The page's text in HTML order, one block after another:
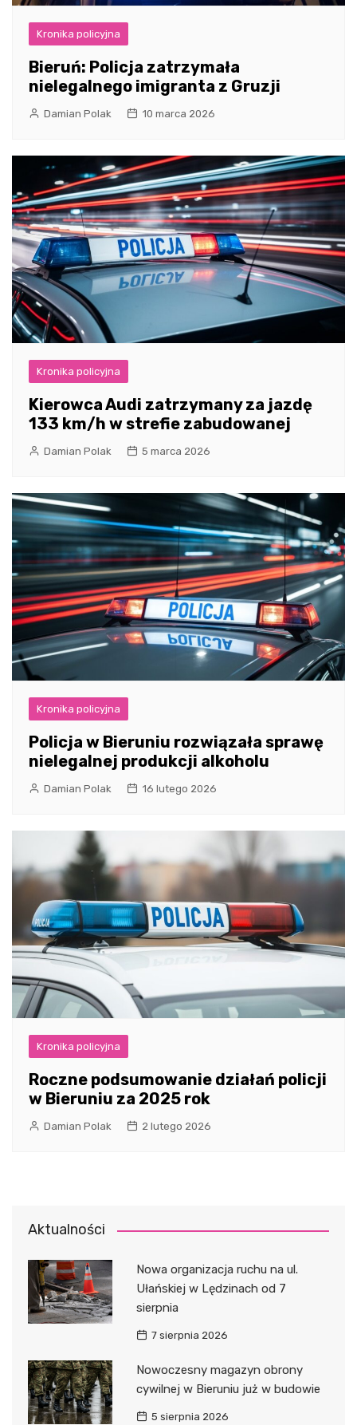
Kronika policyjna
Bieruń: Policja zatrzymała
nielegalnego imigranta z Gruzji
Damian Polak 10 marca 2026
Kronika policyjna
Kierowca Audi zatrzymany za jazdę
133 km/h w strefie zabudowanej
Damian Polak 5 marca 2026
Kronika policyjna
Policja w Bieruniu rozwiązała sprawę
nielegalnej produkcji alkoholu
Damian Polak 16 lutego 2026
Kronika policyjna
Roczne podsumowanie działań policji
w Bieruniu za 2025 rok
Damian Polak 2 lutego 2026
Aktualności
Nowa organizacja ruchu na ul.
Ułańskiej w Lędzinach od 7
sierpnia
7 sierpnia 2026
Nowoczesny magazyn obrony
cywilnej w Bieruniu już w budowie
5 sierpnia 2026